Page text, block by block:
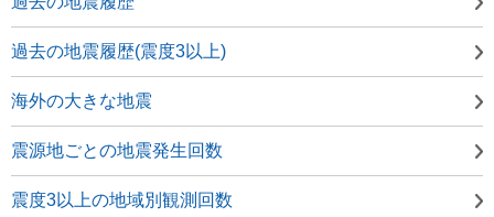
過去の地震履歴(震度3以上)
海外の大きな地震
震源地ごとの地震発生回数
震度3以上の地域別観測回数